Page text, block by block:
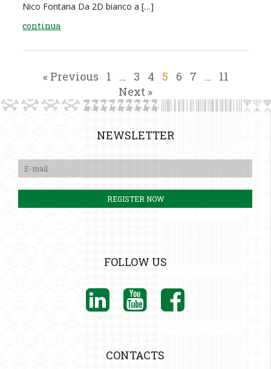
Nico Fontana Da 2D bianco a […]
continua
« Previous 1 … 3 4 5 6 7 …
11
Next »
NEWSLETTER
FOLLOW US
CONTACTS